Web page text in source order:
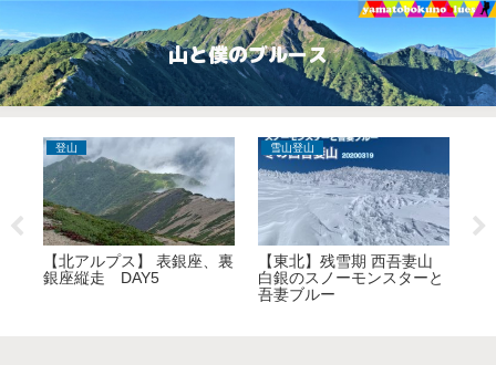
山と僕のブルース
登山
【北アルプス】 表銀座、裏
銀座縦走 DAY5
雪山登山
【東北】残雪期 西吾妻山
白銀のスノーモンスターと
吾妻ブルー